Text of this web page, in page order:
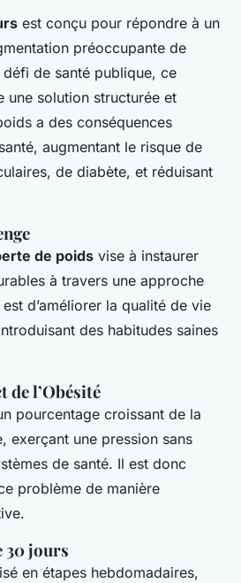
est conçu pour répondre à un
préoccupante de
défi de santé publique, ce
une solution structurée et
a des conséquences
augmentant le risque de
de diabète, et réduisant
de poids vise à instaurer
à travers une approche
d’améliorer la qualité de vie
des habitudes saines
de l’Obésité
pourcentage croissant de la
exerçant une pression sans
de santé. Il est donc
problème de manière
30 jours
en étapes hebdomadaires,